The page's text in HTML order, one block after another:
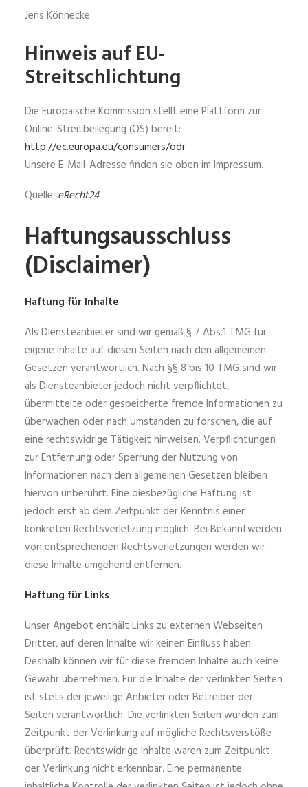
Jens Könnecke
Hinweis auf EU-
Streitschlichtung
Die Europäische Kommission stellt eine Plattform zur
Online-Streitbeilegung (OS) bereit:
http://ec.europa.eu/consumers/odr
Unsere E-Mail-Adresse finden sie oben im Impressum.
Quelle: eRecht24
Haftungsausschluss
(Disclaimer)
Haftung für Inhalte
Als Diensteanbieter sind wir gemäß § 7 Abs.1 TMG für
eigene Inhalte auf diesen Seiten nach den allgemeinen
Gesetzen verantwortlich. Nach §§ 8 bis 10 TMG sind wir
als Diensteanbieter jedoch nicht verpflichtet,
übermittelte oder gespeicherte fremde Informationen zu
überwachen oder nach Umständen zu forschen, die auf
eine rechtswidrige Tätigkeit hinweisen. Verpflichtungen
zur Entfernung oder Sperrung der Nutzung von
Informationen nach den allgemeinen Gesetzen bleiben
hiervon unberührt. Eine diesbezügliche Haftung ist
jedoch erst ab dem Zeitpunkt der Kenntnis einer
konkreten Rechtsverletzung möglich. Bei Bekanntwerden
von entsprechenden Rechtsverletzungen werden wir
diese Inhalte umgehend entfernen.
Haftung für Links
Unser Angebot enthält Links zu externen Webseiten
Dritter, auf deren Inhalte wir keinen Einfluss haben.
Deshalb können wir für diese fremden Inhalte auch keine
Gewähr übernehmen. Für die Inhalte der verlinkten Seiten
ist stets der jeweilige Anbieter oder Betreiber der
Seiten verantwortlich. Die verlinkten Seiten wurden zum
Zeitpunkt der Verlinkung auf mögliche Rechtsverstöße
überprüft. Rechtswidrige Inhalte waren zum Zeitpunkt
der Verlinkung nicht erkennbar. Eine permanente